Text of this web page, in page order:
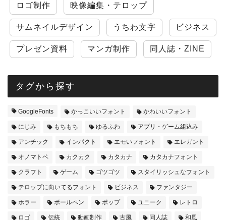
ロゴ制作 映像編集・テロップ
サムネイルデザイン うちわ文字 ビジネス
プレゼン資料 マンガ制作 同人誌・ZINE
タグから探す
GoogleFonts かっこいいフォント かわいいフォント
にじみ もちもち ゆるふわ アプリ・ゲーム組込み
アンチック インパクト エモいフォント エレガント
オノマトペ カクカク カタカナ カタカナフォント
クラフト ゲーム ゴツゴツ スタイリッシュなフォント
テロップに向いてるフォント ビジネス ファンタジー
ホラー ボールペン ポップ ユニーク レトロ
ロゴ 伝統 動画制作 古風 同人誌 和風